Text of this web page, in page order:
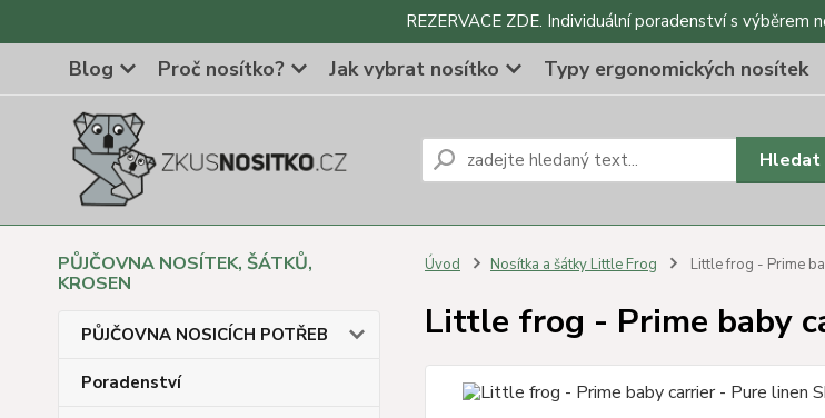
REZERVACE ZDE. Individuální poradenství s výběrem
Blog Proč nosítko? Jak vybrat nosítko Typy ergonomických nosítek
Hledat
PŮJČOVNA NOSÍTEK, ŠÁTKŮ,
KROSEN
PŮJČOVNA NOSICÍCH POTŘEB
Poradenství
Úvod Nosítka a šátky Little Frog Little frog - Prime
Little frog - Prime baby